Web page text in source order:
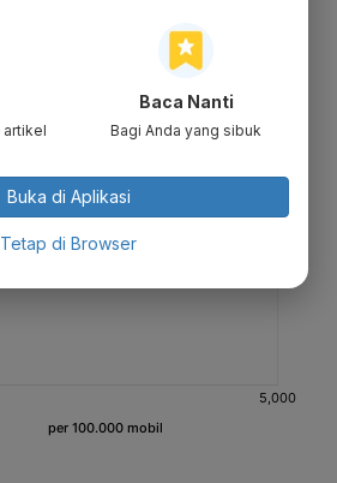
Baca Nanti
Bagi Anda yang sibuk
Buka di Aplikasi
Tetap di Browser